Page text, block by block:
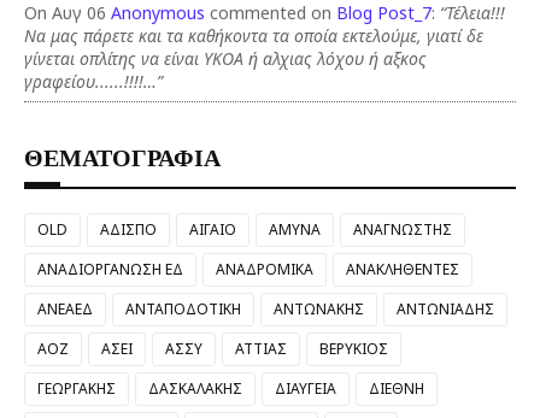
On Αυγ 06 Anonymous commented on Blog Post_7: “Τέλεια!!!
Να μας πάρετε και τα καθήκοντα τα οποία εκτελούμε, γιατί δε
γίνεται οπλίτης να είναι ΥΚΟΑ ή αλχιας λόχου ή αξκος
γραφείου......!!!!…”
ΘΕΜΑΤΟΓΡΑΦΙΑ
OLD ΑΔΙΣΠΟ ΑΙΓΑΙΟ ΑΜΥΝΑ
ΑΝΑΓΝΩΣΤΗΣ
ΑΝΑΔΙΟΡΓΑΝΩΣΗ ΕΔ
ΑΝΑΔΡΟΜΙΚΑ
ΑΝΑΚΛΗΘΕΝΤΕΣ
ΑΝΕΑΕΔ
ΑΝΤΑΠΟΔΟΤΙΚΗ ΑΝΤΩΝΑΚΗΣ
ΑΝΤΩΝΙΑΔΗΣ
ΑΟΖ
ΑΣΕΙ ΑΣΣΥ ΑΤΤΙΑΣ
ΒΕΡΥΚΙΟΣ
ΓΕΩΡΓΑΚΗΣ
ΔΑΣΚΑΛΑΚΗΣ ΔΙΑΥΓΕΙΑ
ΔΙΕΘΝΗ